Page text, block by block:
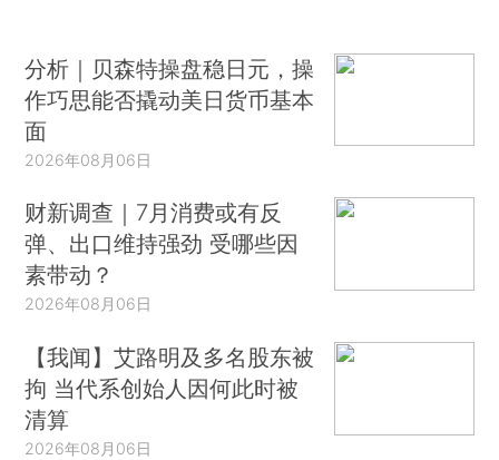
分析｜贝森特操盘稳日元，操
作巧思能否撬动美日货币基本
面
2026年08月06日
财新调查｜7月消费或有反
弹、出口维持强劲 受哪些因
素带动？
2026年08月06日
【我闻】艾路明及多名股东被
拘 当代系创始人因何此时被
清算
2026年08月06日